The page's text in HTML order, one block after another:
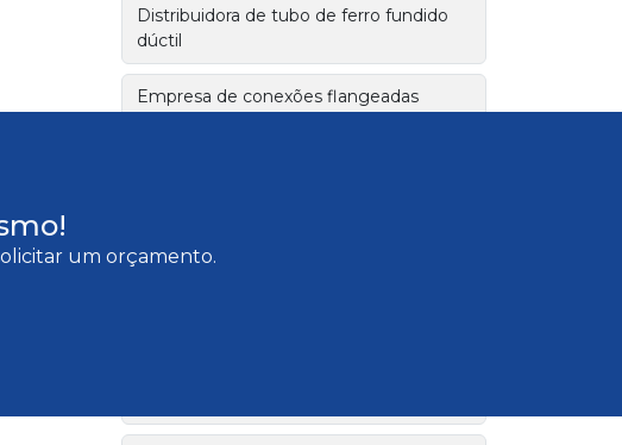
um orçamento.
Distribuidora de tubo de ferro fundido
dúctil
Empresa de conexões flangeadas
Empresa fabricante de tubo flangeado